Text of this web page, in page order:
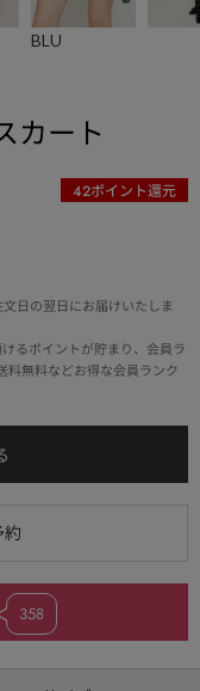
BLU
カート
42ポイント還元
日の翌日にお届けいたしま
るポイントが貯まり、会員ラ
料無料などお得な会員ランク
358